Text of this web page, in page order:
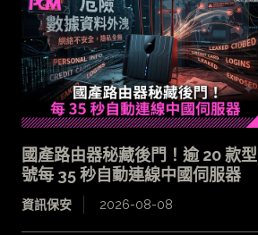
國產路由器秘藏後門！逾 20 款型
號每 35 秒自動連線中國伺服器
資訊保安 2026-08-08